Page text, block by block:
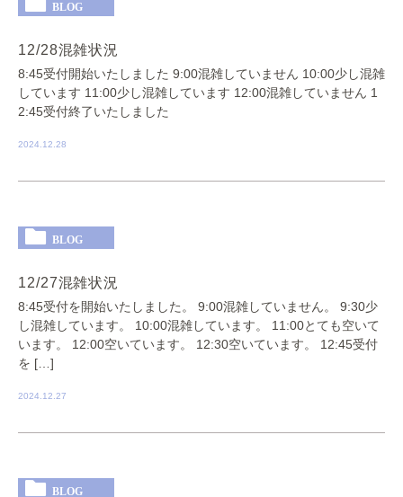
BLOG
12/28混雑状況
8:45受付開始いたしました 9:00混雑していません 10:00少し混雑
しています 11:00少し混雑しています 12:00混雑していません 1
2:45受付終了いたしました
2024.12.28
BLOG
12/27混雑状況
8:45受付を開始いたしました。 9:00混雑していません。 9:30少
し混雑しています。 10:00混雑しています。 11:00とても空いて
います。 12:00空いています。 12:30空いています。 12:45受付
を […]
2024.12.27
BLOG